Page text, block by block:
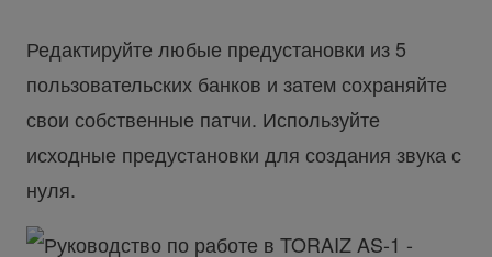
Редактируйте любые предустановки из 5
пользовательских банков и затем сохраняйте
свои собственные патчи. Используйте
исходные предустановки для создания звука с
нуля.